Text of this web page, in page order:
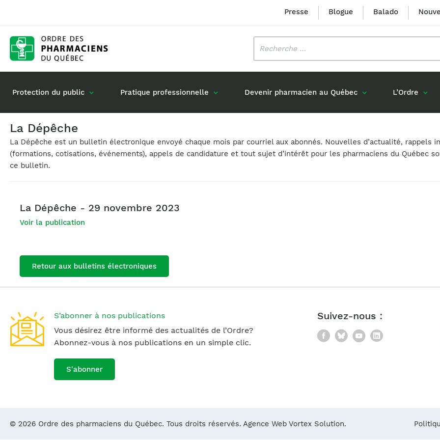
Presse Blogue Balado
Protection du public
Rôle du pharmacien
Vos questions : des réponses
Pratique professionnelle
Gestion de mon dossier
Retour à la pratique
Devenir pharmacien au Québec
Étudiants formés au Québec
L’Ordre
Mission et valeurs
Gouvernance
Prix Louis-Hébert
Prix Innovation Janine-
La Dépêche
La Dépêche est un bulletin électronique envoyé chaque mois par courriel aux abonnés. Nouvelles d’actualité, rappels
(formations, cotisations, événements), appels de candidature et tout sujet d’intérêt pour les pharmaciens du Québec
ce bulletin.
La Dépêche - 29 novembre 2023
Voir la publication
Retour aux bulletins électroniques
S’abonner à nos publications
Vous désirez être informé des actualités de l’Ordre?
Abonnez-vous à nos publications en un simple clic.
S'abonner
Suivez-nous :
Facebook
BlueskyYouTube
LinkedIn
© 2026 Ordre des pharmaciens du Québec. Tous droits réservés. Agence Web Vortex Solution.